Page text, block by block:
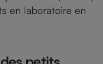
en laboratoire en